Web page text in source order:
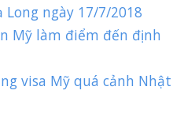
Long ngày 17/7/2018
Mỹ làm điểm đến định
visa Mỹ quá cảnh Nhật